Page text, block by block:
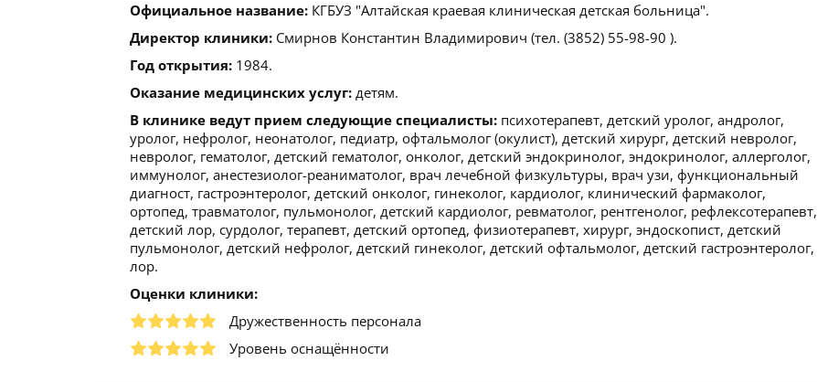
Официальное название: КГБУЗ "Алтайская краевая клиническая детская больница".
Директор клиники: Смирнов Константин Владимирович (тел. (3852) 55-98-90 ).
Год открытия: 1984.
Оказание медицинских услуг: детям.
В клинике ведут прием следующие специалисты: психотерапевт, детский уролог, андролог,
уролог, нефролог, неонатолог, педиатр, офтальмолог (окулист), детский хирург, детский невролог,
невролог, гематолог, детский гематолог, онколог, детский эндокринолог, эндокринолог, аллерголог,
иммунолог, анестезиолог-реаниматолог, врач лечебной физкультуры, врач узи, функциональный
диагност, гастроэнтеролог, детский онколог, гинеколог, кардиолог, клинический фармаколог,
ортопед, травматолог, пульмонолог, детский кардиолог, ревматолог, рентгенолог, рефлексотерапевт,
детский лор, сурдолог, терапевт, детский ортопед, физиотерапевт, хирург, эндоскопист, детский
пульмонолог, детский нефролог, детский гинеколог, детский офтальмолог, детский гастроэнтеролог,
лор.
Оценки клиники:
Дружественность персонала
Уровень оснащённости